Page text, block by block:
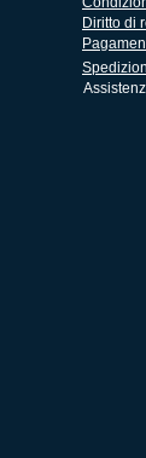
Diritto di